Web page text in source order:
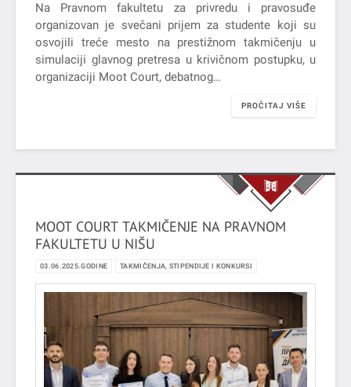
Na Pravnom fakultetu za privredu i pravosuđe
organizovan je svečani prijem za studente koji su
osvojili treće mesto na prestižnom takmičenju u
simulaciji glavnog pretresa u krivičnom postupku, u
organizaciji Moot Court, debatnog…
PROČITAJ VIŠE
MOOT COURT TAKMIČENJE NA PRAVNOM
FAKULTETU U NIŠU
03.06.2025.GODINE TAKMIČENJA, STIPENDIJE I KONKURSI